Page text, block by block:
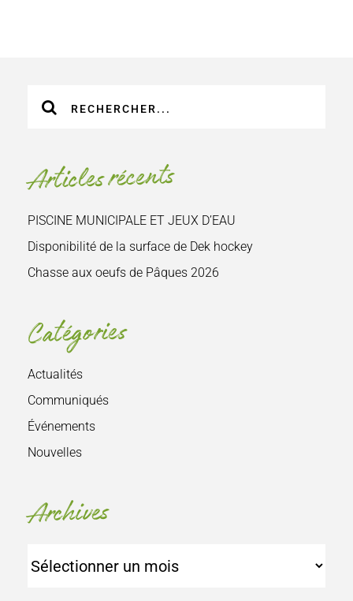
sur
Articles récents
PISCINE MUNICIPALE ET JEUX D’EAU
Disponibilité de la surface de Dek hockey
Chasse aux oeufs de Pâques 2026
Catégories
Actualités
Communiqués
Événements
Nouvelles
Archives